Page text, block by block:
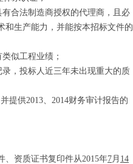
合法制造商授权的代理商，且必
和生产能力，并能按本招标文件的
似工程业绩；
，投标人近三年未出现重大的质
提供2013、2014财务审计报告的
、资质证书复印件从2015年7月 14